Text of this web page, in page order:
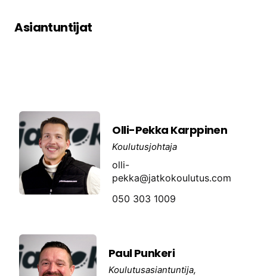
Asiantuntijat
Olli-Pekka Karppinen
Koulutusjohtaja
olli-
pekka@jatkokoulutus.com
050 303 1009
Paul Punkeri
Koulutusasiantuntija,